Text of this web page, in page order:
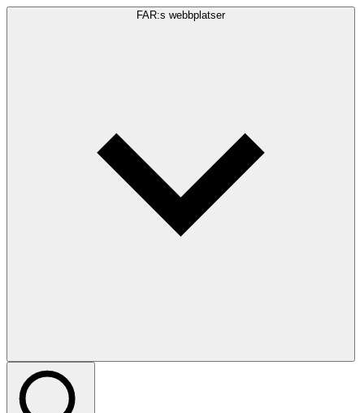
FAR:s webbplatser